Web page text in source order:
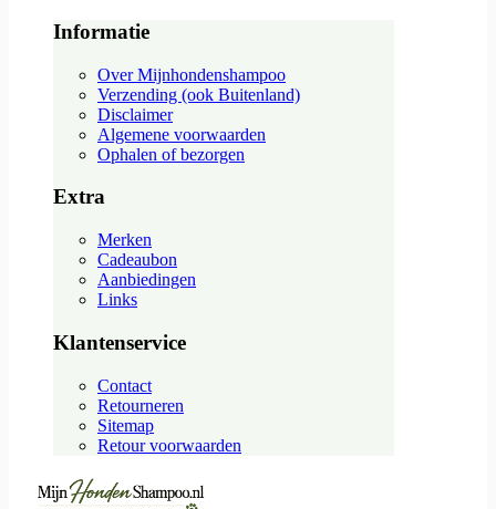
Informatie
Over Mijnhondenshampoo
Verzending (ook Buitenland)
Disclaimer
Algemene voorwaarden
Ophalen of bezorgen
Extra
Merken
Cadeaubon
Aanbiedingen
Links
Klantenservice
Contact
Retourneren
Sitemap
Retour voorwaarden